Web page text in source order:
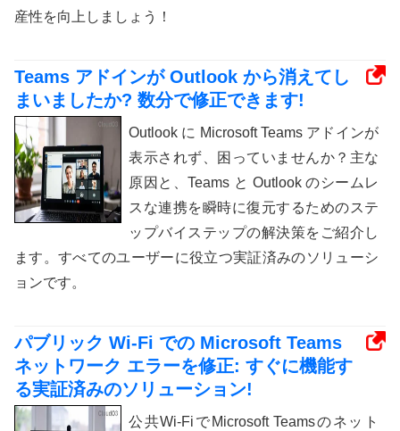
産性を向上しましょう！
Teams アドインが Outlook から消えてし
まいましたか? 数分で修正できます!
Outlook に Microsoft Teams アドインが
表示されず、困っていませんか？主な
原因と、Teams と Outlook のシームレ
スな連携を瞬時に復元するためのステ
ップバイステップの解決策をご紹介し
ます。すべてのユーザーに役立つ実証済みのソリューシ
ョンです。
パブリック Wi-Fi での Microsoft Teams
ネットワーク エラーを修正: すぐに機能す
る実証済みのソリューション!
公共Wi-FiでMicrosoft Teamsのネット